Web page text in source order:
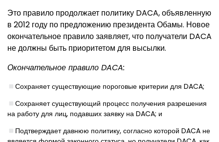
Это правило продолжает политику DACA, объявленную
в 2012 году по предложению президента Обамы. Новое
окончательное правило заявляет, что получатели DACA
не должны быть приоритетом для высылки.
Окончательное правило DACA:
Сохраняет существующие пороговые критерии для DACA;
Сохраняет существующий процесс получения разрешения
на работу для лиц, подавших заявку на DACA; и
Подтверждает давнюю политику, согласно которой DACA не